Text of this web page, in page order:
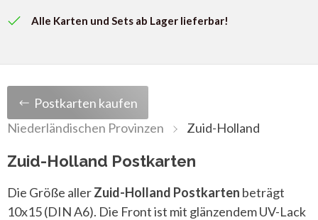
Alle Karten und Sets ab Lager lieferbar!
Kunden geben unsdurchschnittlich 9,8auf Kiyoh!
Postkarten kaufen
Niederländischen Provinzen
Zuid-Holland
Zuid-Holland Postkarten
Die Größe allerZuid-Holland Postkarten beträgt
10x15 (DIN A6). Die Front ist mit glänzendem UV-Lack